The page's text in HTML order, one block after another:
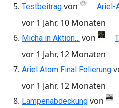
Testbeitrag von Ariel-
vor 1 Jahr, 10 Monaten
Micha in Aktion… von
vor 1 Jahr, 12 Monaten
Ariel Atom Final Folierung
vor 1 Jahr, 12 Monaten
Lampenabdeckung von